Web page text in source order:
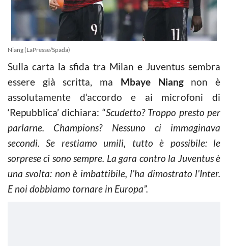
Niang (LaPresse/Spada)
Sulla carta la sfida tra Milan e Juventus sembra
essere già scritta, ma Mbaye Niangnon è
assolutamente d’accordo e ai microfoni di
‘Repubblica’ dichiara: “Scudetto? Troppo presto per
parlarne. Champions? Nessuno ci immaginava
secondi. Se restiamo umili, tutto è possibile: le
sorprese ci sono sempre. La gara contro la Juventus è
una svolta: non è imbattibile, l’ha dimostrato l’Inter.
E noi dobbiamo tornare in Europa”.